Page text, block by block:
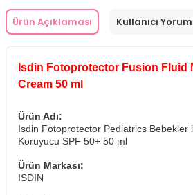
Ürün Açıklaması Kullanıcı
Isdin Fotoprotector Fusion Fluid
Cream 50 ml
Ürün Adı:
Isdin Fotoprotector Pediatrics Bebekler
Koruyucu SPF 50+ 50 ml
Ürün Markası:
ISDIN